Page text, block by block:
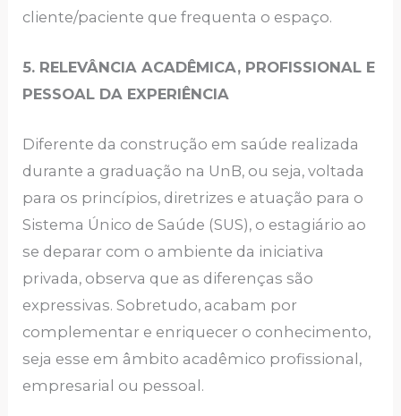
cliente/paciente que frequenta o espaço.
5. RELEVÂNCIA ACADÊMICA, PROFISSIONAL E
PESSOAL DA EXPERIÊNCIA
Diferente da construção em saúde realizada
durante a graduação na UnB, ou seja, voltada
para os princípios, diretrizes e atuação para o
Sistema Único de Saúde (SUS), o estagiário ao
se deparar com o ambiente da iniciativa
privada, observa que as diferenças são
expressivas. Sobretudo, acabam por
complementar e enriquecer o conhecimento,
seja esse em âmbito acadêmico profissional,
empresarial ou pessoal.